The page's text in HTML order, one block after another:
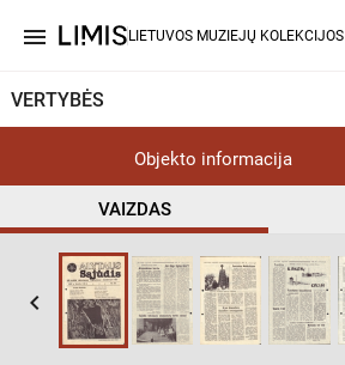
menu LIETUVOS MUZIEJŲ KOLEKCIJOS
VERTYBĖS
Objekto informacija
VAIZDAS
keyboard_arrow_left